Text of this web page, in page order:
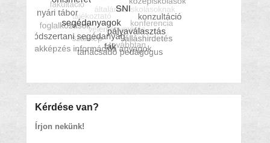
Kérdése van?
Írjon nekünk!